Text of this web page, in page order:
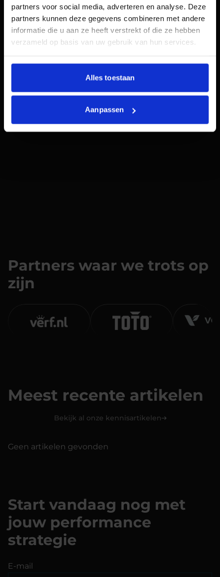
partners voor social media, adverteren en analyse. Deze
partners kunnen deze gegevens combineren met andere
informatie die u aan ze heeft verstrekt of die ze hebben
verzameld op basis van uw gebruik van hun services.
Alles toestaan
Aanpassen
22% ROAS
Partners waar we trots op
zijn
Meest recente artikelen
Bekijk al onze kennisartikelen
Geen artikelen gevonden
Start vandaag nog met
jouw performance
strategie
E-mail